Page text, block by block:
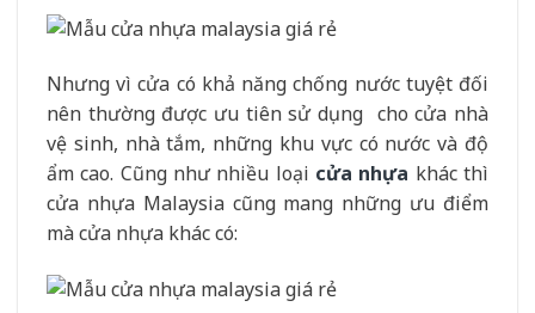
Nhưng vì cửa có khả năng chống nước tuyệt đối
nên thường được ưu tiên sử dụng cho cửa nhà
vệ sinh, nhà tắm, những khu vực có nước và độ
ẩm cao. Cũng như nhiều loại cửa nhựa khác thì
cửa nhựa Malaysia cũng mang những ưu điểm
mà cửa nhựa khác có: